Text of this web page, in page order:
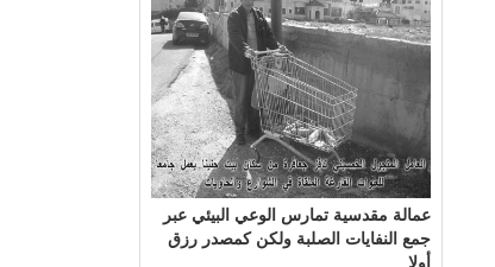
عمالة مقدسية تمارس الوعي البيئي عبر
جمع النفايات الصلبة ولكن كمصدر رزق
أولا